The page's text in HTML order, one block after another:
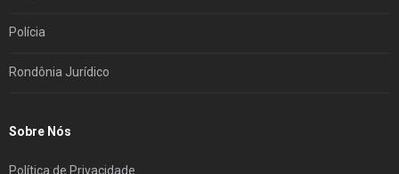
Polícia
Rondônia Jurídico
Sobre Nós
Política de Privacidade